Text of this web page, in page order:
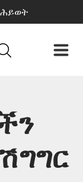
ሕይወት